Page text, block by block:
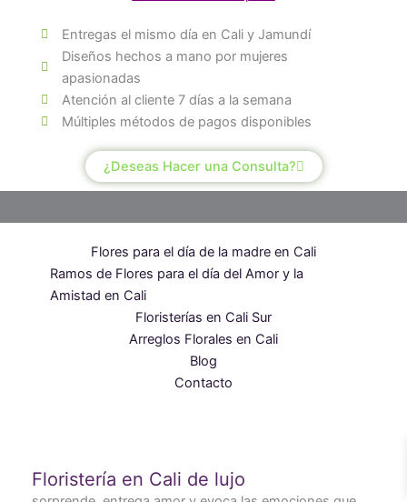
Entregas el mismo día en Cali y Jamundí
Diseños hechos a mano por mujeres
apasionadas
Atención al cliente 7 días a la semana
Múltiples métodos de pagos disponibles
¿Deseas Hacer una Consulta?
Flores para el día de la madre en Cali
Ramos de Flores para el día del Amor y la
Amistad en Cali
Floristerías en Cali Sur
Arreglos Florales en Cali
Blog
Contacto
Floristería en Cali de lujo